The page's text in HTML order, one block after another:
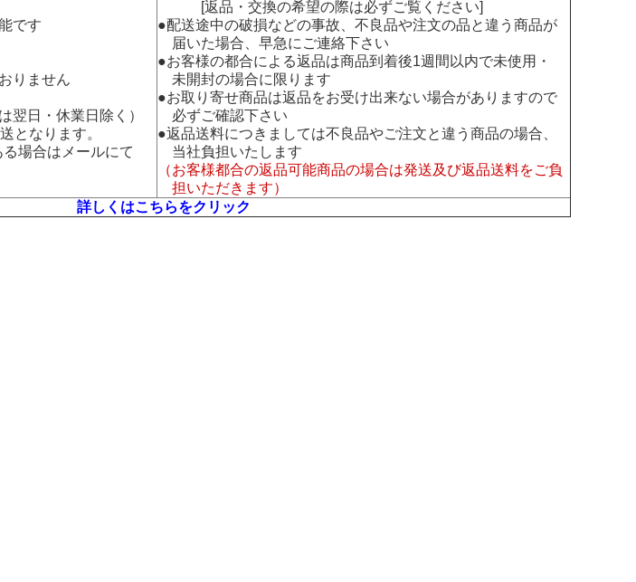
です
りません
翌日・休業日除く）
となります。
場合はメールにて
[返品・交換の希望の際は必ずご覧ください]
●配送途中の破損などの事故、不良品や注文の品と違う商品が
届いた場合、早急にご連絡下さい
●お客様の都合による返品は商品到着後1週間以内で未使用・
未開封の場合に限ります
●お取り寄せ商品は返品をお受け出来ない場合がありますので
必ずご確認下さい
●返品送料につきましては不良品やご注文と違う商品の場合、
当社負担いたします
（お客様都合の返品可能商品の場合は発送及び返品送料をご負
担いただきます）
詳しくはこちらをクリック